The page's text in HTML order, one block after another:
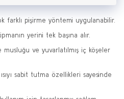
farklı pişirme yöntemi uygulanabilir.
yerini tek başına alır.
musluğu ve yuvarlatılmış iç köşeler
ısıyı sabit tutma özellikleri sayesinde